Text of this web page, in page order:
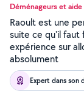
Déménageurs et
Raoult est une
suite ce qu'il faut
expérience sur
absolument
Expert dans son